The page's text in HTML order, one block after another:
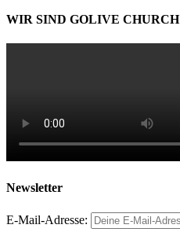
WIR SIND GOLIVE CHURCH
Newsletter
E-Mail-Adresse: